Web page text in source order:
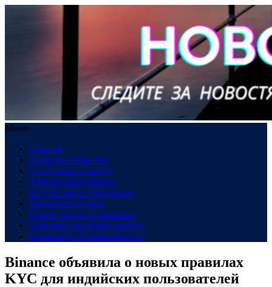
Меню
Главная
В сердце общества
Созидание и рынок
Финансовый компас
В пути: все о транспорте
Техно-революция
Рынок жилья в динамике
Здоровье под микроскопом
Инновации и возможности
Binance объявила о новых правилах
KYC для индийских пользователей